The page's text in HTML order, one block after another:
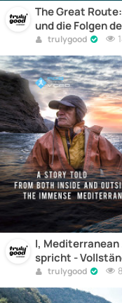
The Great
und die Folgen
Dokumentarfilm
trulygood
I, Mediterranean
spricht -
trulygood 8